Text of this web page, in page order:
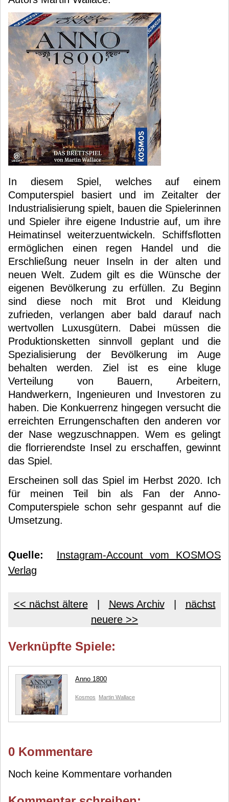
In diesem Spiel, welches auf einem
Computerspiel basiert und im Zeitalter der
Industrialisierung spielt, bauen die Spielerinnen
und Spieler ihre eigene Industrie auf, um ihre
Heimatinsel weiterzuentwickeln. Schiffsflotten
ermöglichen einen regen Handel und die
Erschließung neuer Inseln in der alten und
neuen Welt. Zudem gilt es die Wünsche der
eigenen Bevölkerung zu erfüllen. Zu Beginn
sind diese noch mit Brot und Kleidung
zufrieden, verlangen aber bald darauf nach
wertvollen Luxusgütern. Dabei müssen die
Produktionsketten sinnvoll geplant und die
Spezialisierung der Bevölkerung im Auge
behalten werden. Ziel ist es eine kluge
Verteilung von Bauern, Arbeitern,
Handwerkern, Ingenieuren und Investoren zu
haben. Die Konkuerrenz hingegen versucht die
erreichten Errungenschaften den anderen vor
der Nase wegzuschnappen. Wem es gelingt
die florrierendste Insel zu erschaffen, gewinnt
das Spiel.
Erscheinen soll das Spiel im Herbst 2020. Ich
für meinen Teil bin als Fan der Anno-
Computerspiele schon sehr gespannt auf die
Umsetzung.
Quelle:
Instagram-Account vom KOSMOS
Verlag
<< nächst ältere| News Archiv| nächst
neuere >>
Verknüpfte Spiele:
Anno 1800
Kosmos Martin Wallace
0 Kommentare
Noch keine Kommentare vorhanden